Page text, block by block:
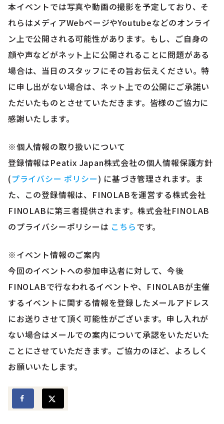
本イベントでは写真や動画の撮影を予定しており、そ
れらはメディアWebページやYoutubeなどのオンライ
ン上で公開される可能性があります。もし、ご自身の
顔や声などがネット上に公開されることに問題がある
場合は、当日のスタッフにその旨お伝えください。特
に申し出がない場合は、ネット上での公開にご承諾い
ただいたものとさせていただきます。皆様のご協力に
感謝いたします。
※個人情報の取り扱いについて
登録情報はPeatix Japan株式会社の個人情報保護方針
(プライバシー ポリシー) に基づき管理されます。ま
た、この登録情報は、FINOLABを運営する株式会社
FINOLABに第三者提供されます。株式会社FINOLAB
のプライバシーポリシーは こちらです。
※イベント情報のご案内
今回のイベントへの参加申込者に対して、今後
FINOLABで行なわれるイベントや、FINOLABが主催
するイベントに関する情報を登録したメールアドレス
にお送りさせて頂く可能性がございます。申し入れが
ない場合はメールでの案内について承認をいただいた
ことにさせていただきます。ご協力のほど、よろしく
お願いいたします。